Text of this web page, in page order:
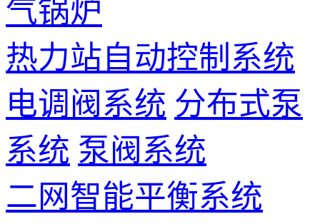
气锅炉
热力站自动控制系统
电调阀系统 分布式泵
系统 泵阀系统
二网智能平衡系统